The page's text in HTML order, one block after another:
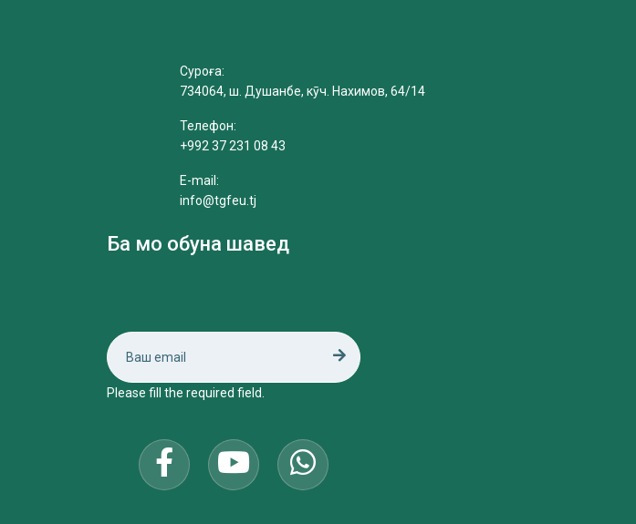
Суроға:
734064, ш. Душанбе, кӯч. Нахимов, 64/14
Телефон:
+992 37 231 08 43
E-mail:
info@tgfeu.tj
Ба мо обуна шавед
Please fill the required field.